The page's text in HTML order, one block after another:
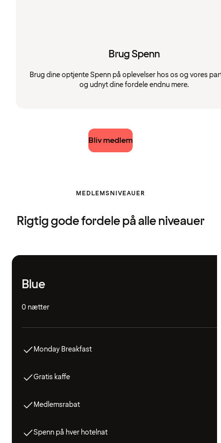
Brug Spenn
Brug dine optjente Spenn på oplevelser hos os og vores
og udnyt dine fordele endnu mere.
Bliv medlem
MEDLEMSNIVEAUER
Rigtig gode fordele på alle niveauer
Blue
0 nætter
Monday Breakfast
Gratis kaffe
Medlemsrabat
Spenn på hver hotelnat